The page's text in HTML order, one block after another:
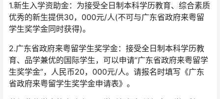
1.新生入学资助金：为接受全日制本科学历教育、综合素质
优秀的新生提供30，000元/人(不可与广东省政府来粤留
学生奖学金同时获得)。
2.广东省政府来粤留学生奖学金：接受全日制本科学历教
育、品学兼优的国际学生，可以申请“广东省政府来粤留学
生奖学金”，人民币20，000元/人。请报名时填写《广东
省政府来粤留学生奖学金申请表》。